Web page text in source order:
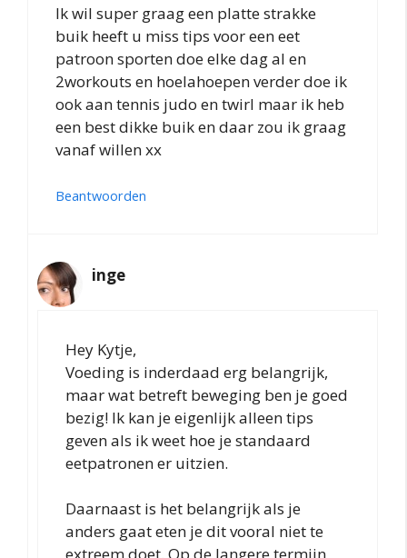
Ik wil super graag een platte strakke
buik heeft u miss tips voor een eet
patroon sporten doe elke dag al en
2workouts en hoelahoepen verder doe ik
ook aan tennis judo en twirl maar ik heb
een best dikke buik en daar zou ik graag
vanaf willen xx
Beantwoorden
inge
Hey Kytje,
Voeding is inderdaad erg belangrijk,
maar wat betreft beweging ben je goed
bezig! Ik kan je eigenlijk alleen tips
geven als ik weet hoe je standaard
eetpatronen er uitzien.
Daarnaast is het belangrijk als je
anders gaat eten je dit vooral niet te